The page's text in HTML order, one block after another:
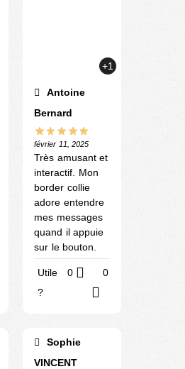
+1
Antoine
Bernard
février 11, 2025
Très amusant et
interactif. Mon
border collie
adore entendre
mes messages
quand il appuie
sur le bouton.
Utile
?
0 0
Sophie
VINCENT